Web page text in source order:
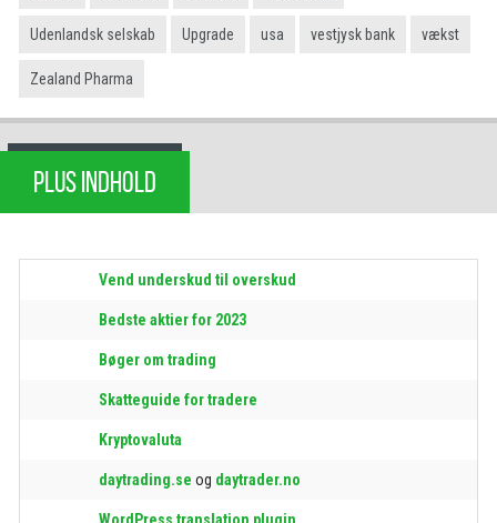
Udenlandsk selskab Upgrade usa vestjysk bank vækst
Zealand Pharma
PLUS INDHOLD
Vend underskud til overskud
Bedste aktier for 2023
Bøger om trading
Skatteguide for tradere
Kryptovaluta
daytrading.se og daytrader.no